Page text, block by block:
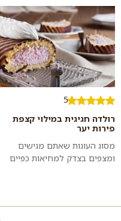
וקטיפתי עם תוספת פירות יער
רעננים. ה...
5
רולדה חגיגית במילוי קצפת
פירות יער
מסוג העוגות שאתם מגישים
ומצפים בצדק למחיאות כפיים